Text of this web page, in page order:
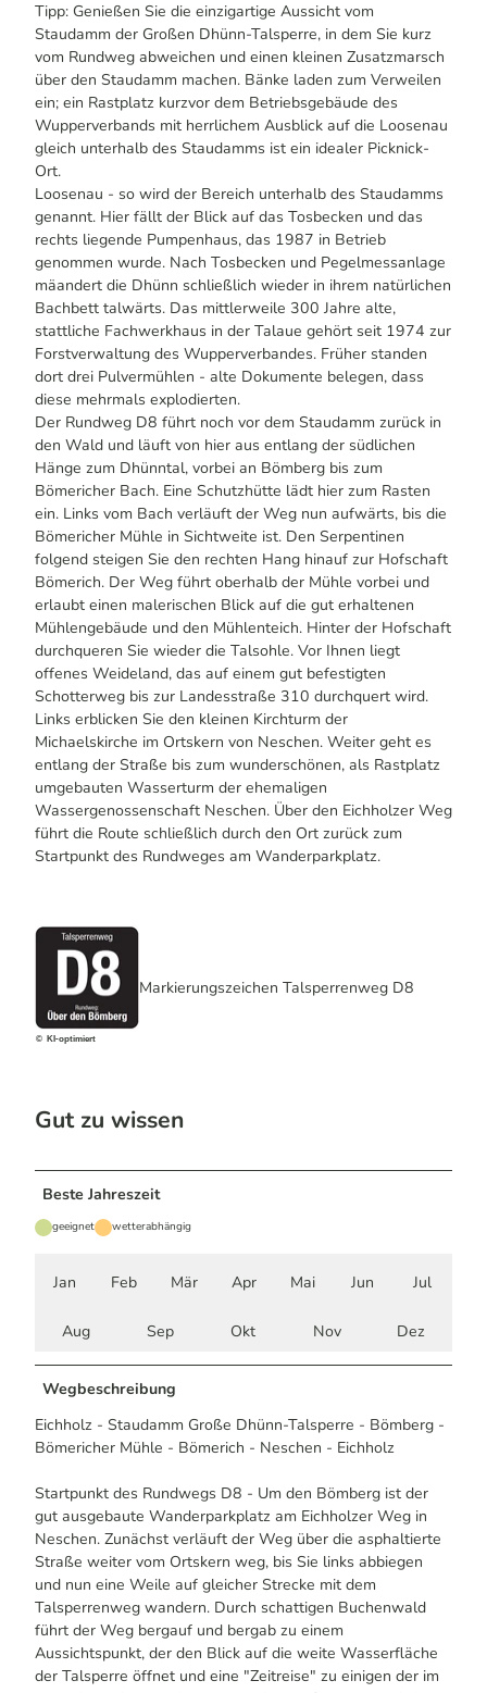
Tipp: Genießen Sie die einzigartige Aussicht vom
Staudamm der Großen Dhünn-Talsperre, in dem Sie kurz
vom Rundweg abweichen und einen kleinen Zusatzmarsch
über den Staudamm machen. Bänke laden zum Verweilen
ein; ein Rastplatz kurzvor dem Betriebsgebäude des
Wupperverbands mit herrlichem Ausblick auf die Loosenau
gleich unterhalb des Staudamms ist ein idealer Picknick-
Ort.
Loosenau - so wird der Bereich unterhalb des Staudamms
genannt. Hier fällt der Blick auf das Tosbecken und das
rechts liegende Pumpenhaus, das 1987 in Betrieb
genommen wurde. Nach Tosbecken und Pegelmessanlage
mäandert die Dhünn schließlich wieder in ihrem natürlichen
Bachbett talwärts. Das mittlerweile 300 Jahre alte,
stattliche Fachwerkhaus in der Talaue gehört seit 1974 zur
Forstverwaltung des Wupperverbandes. Früher standen
dort drei Pulvermühlen - alte Dokumente belegen, dass
diese mehrmals explodierten.
Der Rundweg D8 führt noch vor dem Staudamm zurück in
den Wald und läuft von hier aus entlang der südlichen
Hänge zum Dhünntal, vorbei an Bömberg bis zum
Bömericher Bach. Eine Schutzhütte lädt hier zum Rasten
ein. Links vom Bach verläuft der Weg nun aufwärts, bis die
Bömericher Mühle in Sichtweite ist. Den Serpentinen
folgend steigen Sie den rechten Hang hinauf zur Hofschaft
Bömerich. Der Weg führt oberhalb der Mühle vorbei und
erlaubt einen malerischen Blick auf die gut erhaltenen
Mühlengebäude und den Mühlenteich. Hinter der Hofschaft
durchqueren Sie wieder die Talsohle. Vor Ihnen liegt
offenes Weideland, das auf einem gut befestigten
Schotterweg bis zur Landesstraße 310 durchquert wird.
Links erblicken Sie den kleinen Kirchturm der
Michaelskirche im Ortskern von Neschen. Weiter geht es
entlang der Straße bis zum wunderschönen, als Rastplatz
umgebauten Wasserturm der ehemaligen
Wassergenossenschaft Neschen. Über den Eichholzer Weg
führt die Route schließlich durch den Ort zurück zum
Startpunkt des Rundweges am Wanderparkplatz.
© KI-optimiert
Markierungszeichen Talsperrenweg D8
Gut zu wissen
Beste Jahreszeit
geeignet wetterabhängig
Jan Feb Mär Apr Mai Jun Jul
Aug Sep Okt Nov Dez
Wegbeschreibung
Eichholz - Staudamm Große Dhünn-Talsperre - Bömberg -
Bömericher Mühle - Bömerich - Neschen - Eichholz
Startpunkt des Rundwegs D8 - Um den Bömberg ist der
gut ausgebaute Wanderparkplatz am Eichholzer Weg in
Neschen. Zunächst verläuft der Weg über die asphaltierte
Straße weiter vom Ortskern weg, bis Sie links abbiegen
und nun eine Weile auf gleicher Strecke mit dem
Talsperrenweg wandern. Durch schattigen Buchenwald
führt der Weg bergauf und bergab zu einem
Aussichtspunkt, der den Blick auf die weite Wasserfläche
der Talsperre öffnet und eine "Zeitreise" zu einigen der im